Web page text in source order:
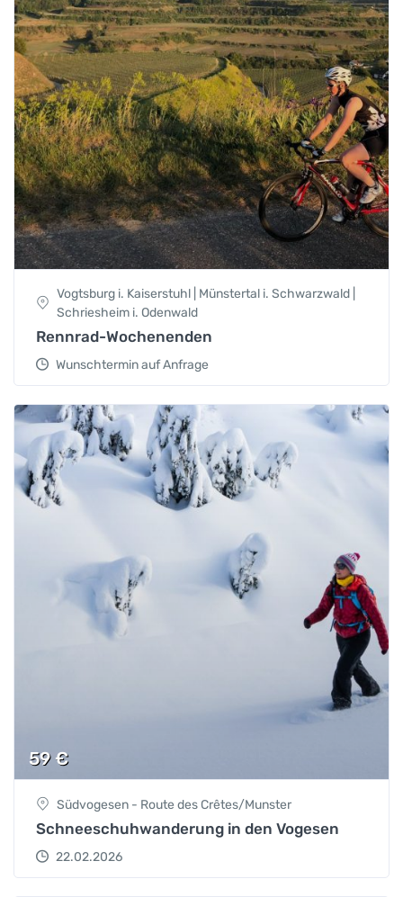
Vogtsburg i. Kaiserstuhl | Münstertal i. Schwarzwald |
Schriesheim i. Odenwald
Rennrad-Wochenenden
Wunschtermin auf Anfrage
59 €
Südvogesen - Route des Crêtes/Munster
Schneeschuhwanderung in den Vogesen
22.02.2026